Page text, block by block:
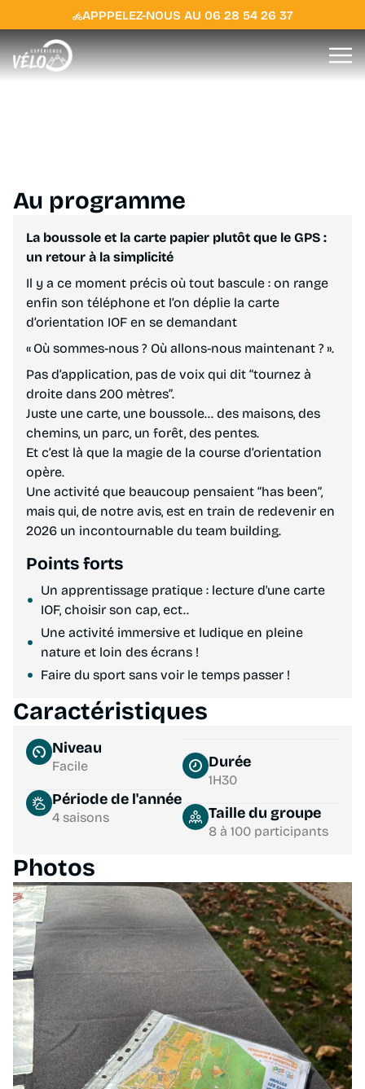
APPPELEZ-NOUS AU 06 28 54 26 37
Animation de groupe et Team Building
Course d’orientation à
Au programme
La boussole et la carte papier plutôt que le GPS :
un retour à la simplicité
Il y a ce moment précis où tout bascule : on range
enfin son téléphone et l’on déplie la carte
d’orientation IOF en se demandant
« Où sommes-nous ? Où allons-nous maintenant ? ».
Pas d’application, pas de voix qui dit “tournez à
droite dans 200 mètres”.
Juste une carte, une boussole… des maisons, des
chemins, un parc, un forêt, des pentes.
Et c’est là que la magie de la course d’orientation
opère.
Une activité que beaucoup pensaient “has been”,
mais qui, de notre avis, est en train de redevenir en
2026 un incontournable du team building.
Points forts
Un apprentissage pratique : lecture d'une carte
IOF, choisir son cap, ect..
Une activité immersive et ludique en pleine
nature et loin des écrans !
Faire du sport sans voir le temps passer !
Caractéristiques
Niveau
Facile
Période de l'année
4 saisons
Durée
1H30
Taille du groupe
8 à 100 participants
Photos